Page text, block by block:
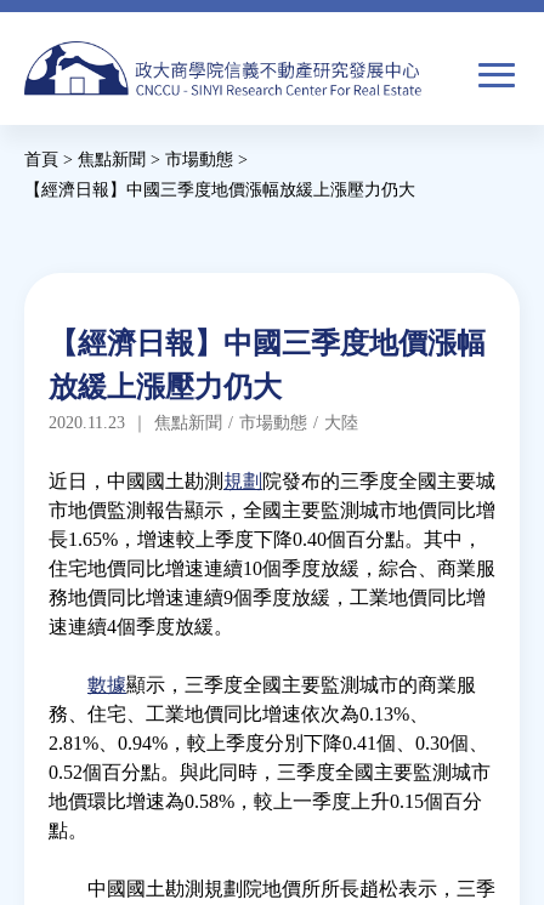
Jump
navigation
搜
搜
尋
焦點新聞
教育推廣
房市分析
研究獎勵
房地產年鑑
電子報
相關連結
您
首頁 > 焦點新聞 > 市場動態 >
【經濟日報】中國三季度地價漲幅放緩上漲壓力仍大
Back
top
【經濟日報】中國三季度地價漲幅
放緩上漲壓力仍大
2020.11.23 ｜ 焦點新聞 / 市場動態 / 大陸
近日，中國國土勘測 規劃 院發布的三季度全國主要城
市地價監測報告顯示，全國主要監測城市地價同比增
長1.65%，增速較上季度下降0.40個百分點。其中，
住宅地價同比增速連續10個季度放緩，綜合、商業服
務地價同比增速連續9個季度放緩，工業地價同比增
速連續4個季度放緩。
數據顯示，三季度全國主要監測城市的商業服
務、住宅、工業地價同比增速依次為0.13%、
2.81%、0.94%，較上季度分別下降0.41個、0.30個、
0.52個百分點。與此同時，三季度全國主要監測城市
地價環比增速為0.58%，較上一季度上升0.15個百分
點。
中國國土勘測規劃院地價所所長趙松表示，三季